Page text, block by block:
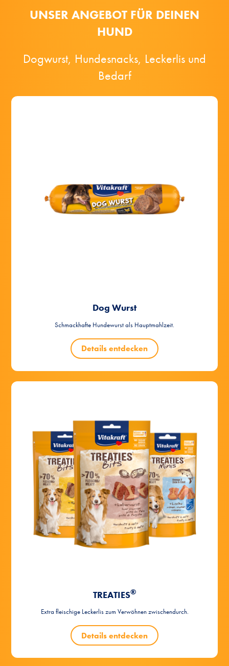
UNSER ANGEBOT FÜR DEINEN
HUND
Dogwurst, Hundesnacks, Leckerlis und
Bedarf